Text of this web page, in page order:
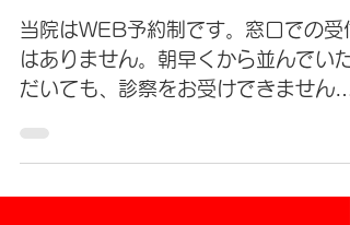
当院はWEB予約制です。窓口での受
はありません。朝早くから並んでいた
だいても、診察をお受けできません。